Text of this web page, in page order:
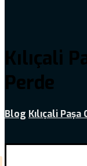
Kılıçali
Perde
Blog Kılıçali